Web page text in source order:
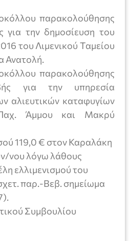
παρακολούθησης
για την δημοσίευση του
του Λιμενικού Ταμείου
Ανατολή.
παρακολούθησης
για την υπηρεσία
αλιευτικών καταφυγίων
Παχ. Άμμου και Μακρύ
119,0 € στον Καραλάκη
νου λόγω λάθους
ελλιμενισμού του
παρ.-Βεβ. σημείωμα
Συμβουλίου